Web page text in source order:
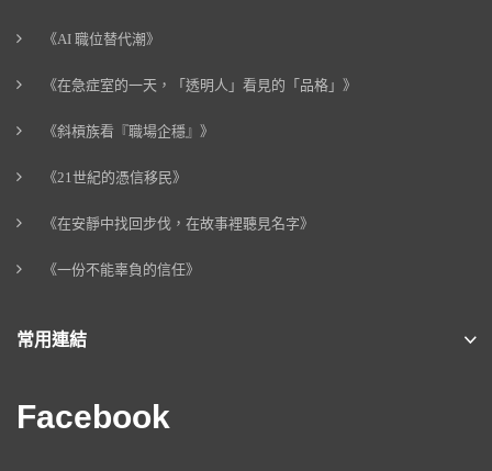
《AI 職位替代潮》
《在急症室的一天，「透明人」看見的「品格」》
《斜槓族看『職場企穩』》
《21世紀的憑信移民》
《在安靜中找回步伐，在故事裡聽見名字》
《一份不能辜負的信任》
常用連結
Facebook